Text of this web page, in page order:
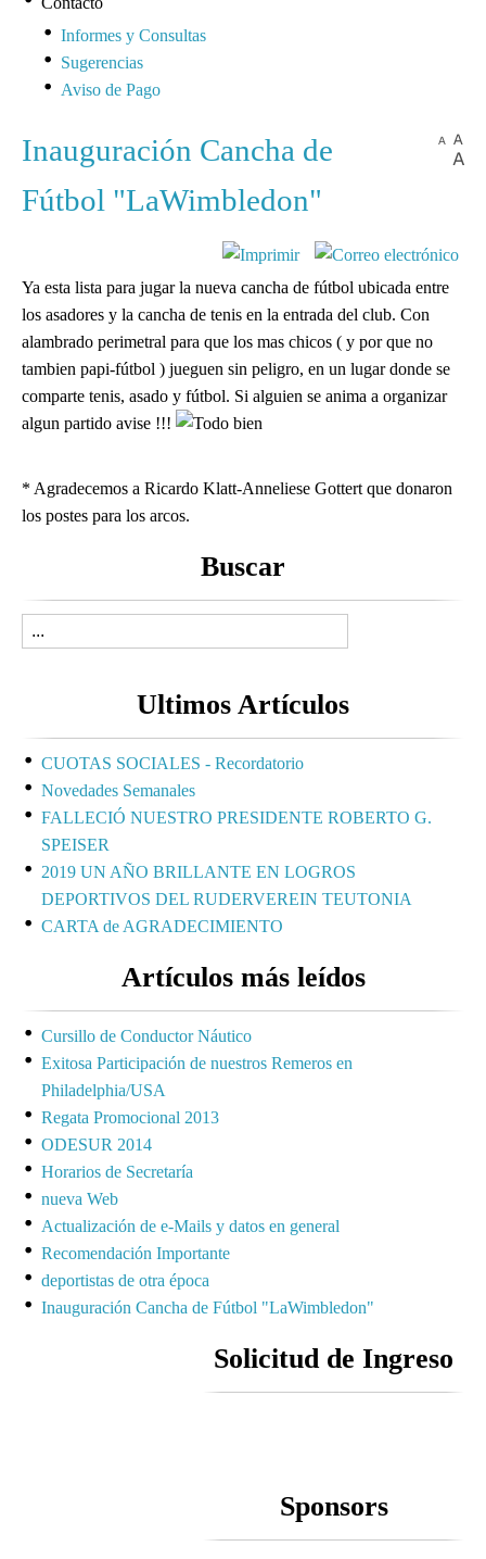
Informes y Consultas
Sugerencias
Aviso de Pago
Inauguración Cancha de
Fútbol "LaWimbledon"
Ya esta lista para jugar la nueva cancha de fútbol ubicada entre
los asadores y la cancha de tenis en la entrada del club. Con
alambrado perimetral para que los mas chicos ( y por que no
tambien papi-fútbol ) jueguen sin peligro, en un lugar donde se
comparte tenis, asado y fútbol. Si alguien se anima a organizar
algun partido avise !!!
* Agradecemos a Ricardo Klatt-Anneliese Gottert que donaron
los postes para los arcos.
Buscar
Ultimos Artículos
CUOTAS SOCIALES - Recordatorio
Novedades Semanales
FALLECIÓ NUESTRO PRESIDENTE ROBERTO G.
SPEISER
2019 UN AÑO BRILLANTE EN LOGROS
DEPORTIVOS DEL RUDERVEREIN TEUTONIA
CARTA de AGRADECIMIENTO
Artículos más leídos
Cursillo de Conductor Náutico
Exitosa Participación de nuestros Remeros en
Philadelphia/USA
Regata Promocional 2013
ODESUR 2014
Horarios de Secretaría
nueva Web
Actualización de e-Mails y datos en general
Recomendación Importante
deportistas de otra época
Inauguración Cancha de Fútbol "LaWimbledon"
Solicitud de Ingreso
Sponsors